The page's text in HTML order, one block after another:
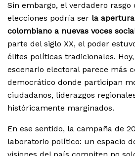
Sin embargo, el verdadero rasgo
elecciones podría ser la
colombiano a nuevas voces
parte del siglo XX, el poder
élites políticas tradicionales.
escenario electoral parece más
democrático donde participan
ciudadanos, liderazgos
históricamente marginados.
En ese sentido, la campaña de
laboratorio político: un espacio